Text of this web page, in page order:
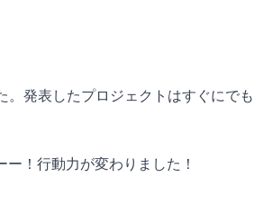
発表したプロジェクトはすぐにで
！行動力が変わりました！